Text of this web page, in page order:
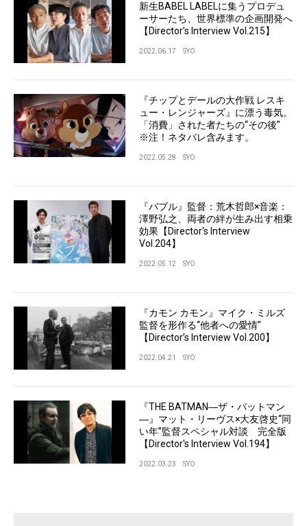
新生BABEL LABELに集うプロデュ
ーサーたち、世界標準の企画開発へ
【Director’s Interview Vol.215】
2022.06.17 SYO
『チップとデールの大作戦 レスキ
ュー・レンジャーズ』に漂う毒気。
「消費」された者たちの“その後”
※注！ネタバレ含みます。
2022.05.28 SYO
『バブル』監督：荒木哲郎×音楽：
澤野弘之、両者の絆が生み出す相乗
効果【Director's Interview
Vol.204】
2022.05.12 SYO
『カモン カモン』マイク・ミルズ
監督を形作る“他者への愛情”
【Director’s Interview Vol.200】
2022.04.21 SYO
『THE BATMAN―ザ・バットマン
―』マット・リーヴス×大友啓史“同
い年”監督スペシャル対談 完全版
【Director's Interview Vol.194】
2022.03.23 SYO